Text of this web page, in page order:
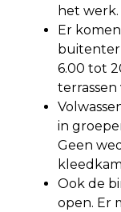
het werk.
Er
6.00 tot
terrassen
in
Geen
Ook de
open. Er